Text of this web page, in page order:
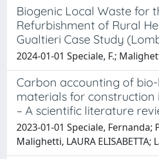
Biogenic Local Waste for
Refurbishment of Rural
Gualtieri Case Study
2024-01-01 Speciale, F.;
Carbon accounting of
materials for construction
– A scientific literature
2023-01-01 Speciale, Fernanda;
Malighetti, LAURA ELISABETTA;